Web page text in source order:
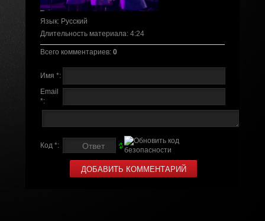
Язык: Русский
Длительность материала: 4:24
Всего комментариев: 0
Имя *:
Email
*:
Код *: